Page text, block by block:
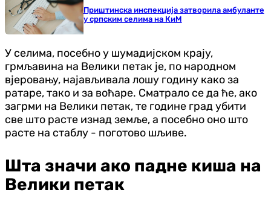
Приштинска инспекција затворила амбуланте
у српским селима на КиМ
У селима, посебно у шумадијском крају,
грмљавина на Велики петак је, по народном
вјеровању, најављивала лошу годину како за
ратаре, тако и за воћаре. Сматрало се да ће, ако
загрми на Велики петак, те године град убити
све што расте изнад земље, а посебно оно што
расте на стаблу - поготово шљиве.
Шта значи ако падне киша на
Велики петак